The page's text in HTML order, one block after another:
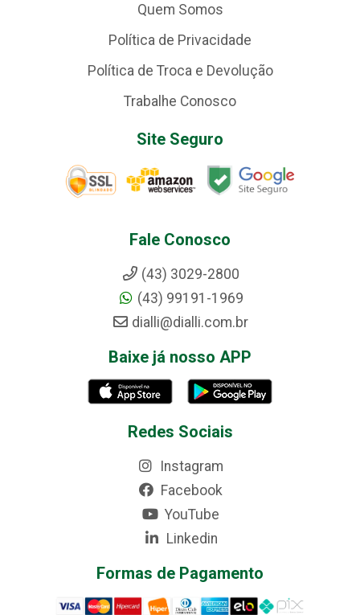
Quem Somos
Política de Privacidade
Política de Troca e Devolução
Trabalhe Conosco
Site Seguro
Fale Conosco
(43) 3029-2800
(43) 99191-1969
dialli@dialli.com.br
Baixe já nosso APP
Redes Sociais
Instagram
Facebook
YouTube
Linkedin
Formas de Pagamento